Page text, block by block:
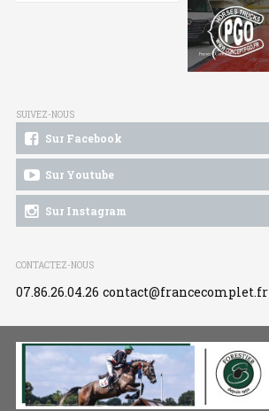
SUIVEZ-NOUS
Sur Facebook
Sur Youtube
Sur Instagram
CONTACTEZ-NOUS
07.86.26.04.26 contact@francecomplet.fr